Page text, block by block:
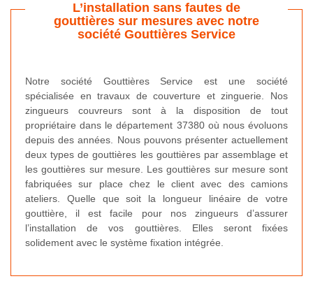
L’installation sans fautes de
gouttières sur mesures avec notre
société Gouttières Service
Notre société Gouttières Service est une société
spécialisée en travaux de couverture et zinguerie. Nos
zingueurs couvreurs sont à la disposition de tout
propriétaire dans le département 37380 où nous évoluons
depuis des années. Nous pouvons présenter actuellement
deux types de gouttières les gouttières par assemblage et
les gouttières sur mesure. Les gouttières sur mesure sont
fabriquées sur place chez le client avec des camions
ateliers. Quelle que soit la longueur linéaire de votre
gouttière, il est facile pour nos zingueurs d’assurer
l’installation de vos gouttières. Elles seront fixées
solidement avec le système fixation intégrée.